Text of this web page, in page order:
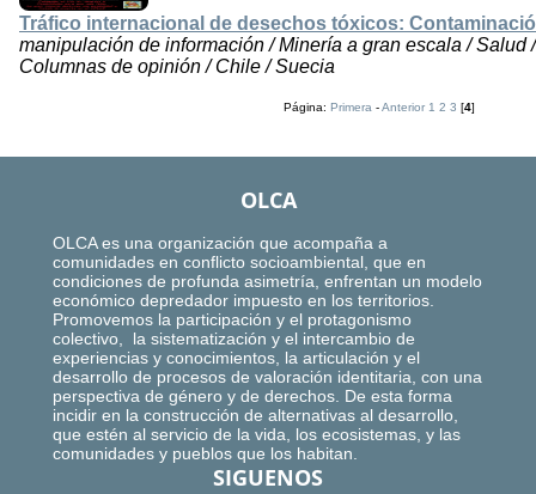
Tráfico internacional de desechos tóxicos:
manipulación de información / Minería a gran escala / Salud
Columnas de opinión / Chile / Suecia
Página:Primera -Anterior 1 2 3 [4]
OLCA
OLCA es una organización que acompaña a
comunidades en conflicto socioambiental, que en
condiciones de profunda asimetría, enfrentan un modelo
económico depredador impuesto en los territorios.
Promovemos la participación y el protagonismo
colectivo, la sistematización y el intercambio de
experiencias y conocimientos, la articulación y el
desarrollo de procesos de valoración identitaria, con una
perspectiva de género y de derechos. De esta forma
incidir en la construcción de alternativas al desarrollo,
que estén al servicio de la vida, los ecosistemas, y las
comunidades y pueblos que los habitan.
SIGUENOS